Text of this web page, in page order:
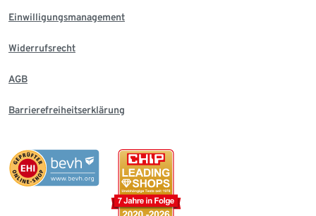
Einwilligungsmanagement
Widerrufsrecht
AGB
Barrierefreiheitserklärung